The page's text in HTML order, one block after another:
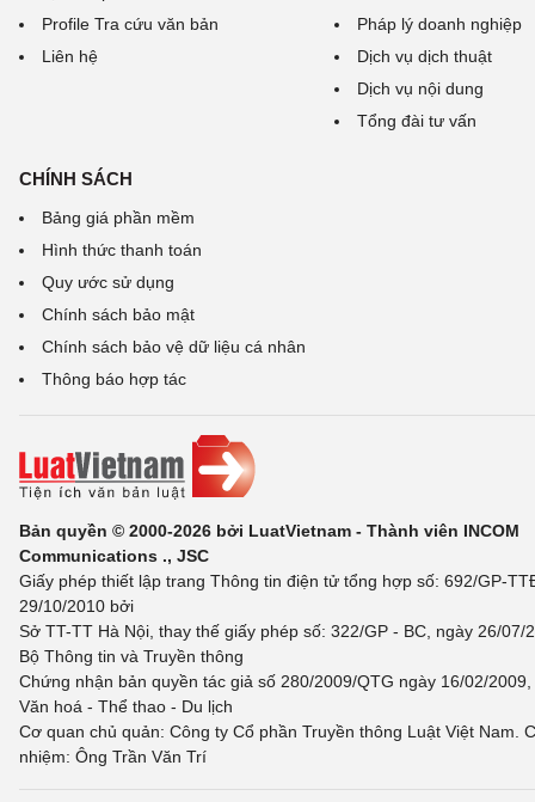
Profile Tra cứu văn bản
Liên hệ
Pháp lý doanh nghiệp
Dịch vụ dịch thuật
Dịch vụ nội dung
Tổng đài tư vấn
CHÍNH SÁCH
Bảng giá phần mềm
Hình thức thanh toán
Quy ước sử dụng
Chính sách bảo mật
Chính sách bảo vệ dữ liệu cá nhân
Thông báo hợp tác
Bản quyền © 2000-2026 bởi LuatVietnam - Thành viên INCOM
Communications ., JSC
Giấy phép thiết lập trang Thông tin điện tử tổng hợp số: 692/GP-
29/10/2010 bởi
Sở TT-TT Hà Nội, thay thế giấy phép số: 322/GP - BC, ngày 26/07/
Bộ Thông tin và Truyền thông
Chứng nhận bản quyền tác giả số 280/2009/QTG ngày 16/02/
Văn hoá - Thể thao - Du lịch
Cơ quan chủ quản: Công ty Cổ phần Truyền thông Luật Việt Nam.
nhiệm: Ông Trần Văn Trí